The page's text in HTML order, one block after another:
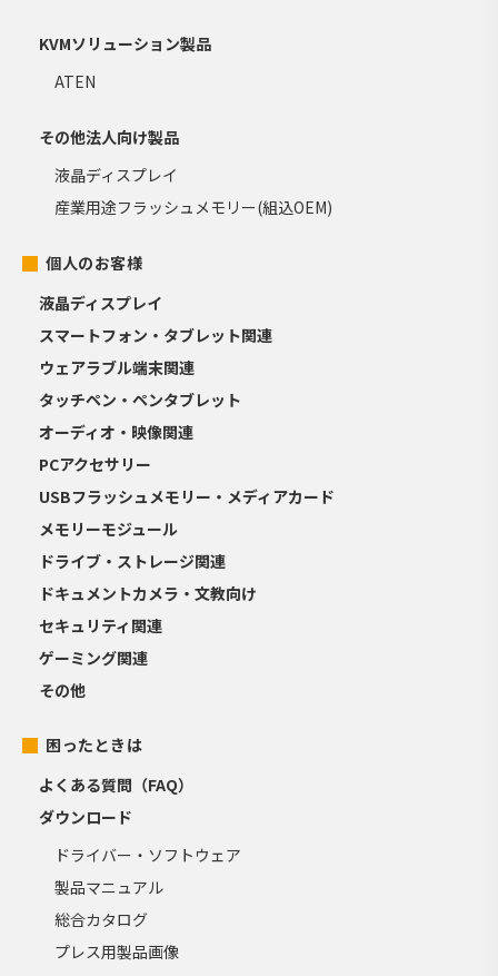
KVMソリューション製品
ATEN
その他法人向け製品
液晶ディスプレイ
産業用途フラッシュメモリー(組込OEM)
個人のお客様
液晶ディスプレイ
スマートフォン・タブレット関連
ウェアラブル端末関連
タッチペン・ペンタブレット
オーディオ・映像関連
PCアクセサリー
USBフラッシュメモリー・メディアカード
メモリーモジュール
ドライブ・ストレージ関連
ドキュメントカメラ・文教向け
セキュリティ関連
ゲーミング関連
その他
困ったときは
よくある質問（FAQ）
ダウンロード
ドライバー・ソフトウェア
製品マニュアル
総合カタログ
プレス用製品画像